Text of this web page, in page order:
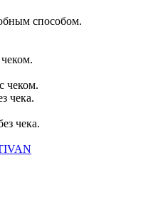
способом.
чека.